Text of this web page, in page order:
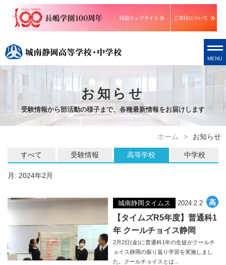
MENU
お知らせ
受験情報から部活動の様子まで、各種最新情報をお届けします
ホーム お知らせ
すべて 受験情報 高等学校 中学校
月: 2024年2月
城南静岡タイムス 2024.2.2
【タイムズR5年度】普通科1
年 クールチョイス静岡
2月2日(金)に普通科1年の生徒がクールチ
ョイス静岡の振り返り学習を実施しまし
た。クールチョイスとは...